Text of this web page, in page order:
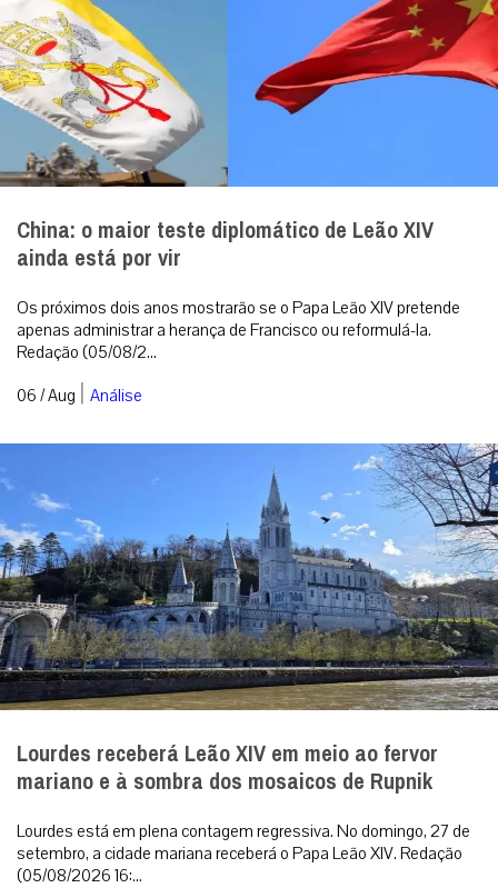
China: o maior teste diplomático de Leão XIV
ainda está por vir
Os próximos dois anos mostrarão se o Papa Leão XIV pretende
apenas administrar a herança de Francisco ou reformulá-la.
Redação (05/08/2...
06 / Aug | Análise
Lourdes receberá Leão XIV em meio ao fervor
mariano e à sombra dos mosaicos de Rupnik
Lourdes está em plena contagem regressiva. No domingo, 27 de
setembro, a cidade mariana receberá o Papa Leão XIV. Redação
(05/08/2026 16:...